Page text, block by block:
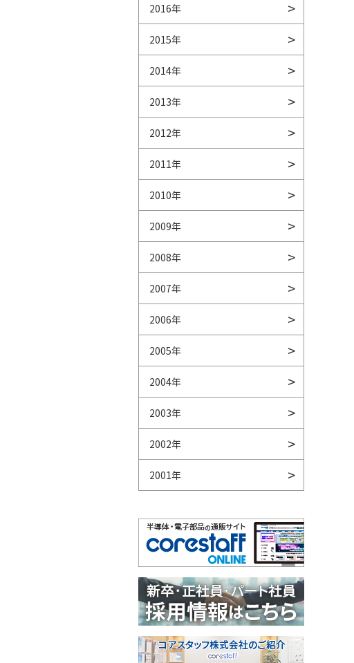
2016年
2015年
2014年
2013年
2012年
2011年
2010年
2009年
2008年
2007年
2006年
2005年
2004年
2003年
2002年
2001年